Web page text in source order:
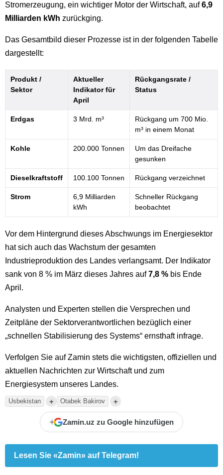
Stromerzeugung, ein wichtiger Motor der Wirtschaft, auf6,9
Milliarden kWh zurückging.
Das Gesamtbild dieser Prozesse ist in der folgenden Tabelle
dargestellt:
Produkt /
Sektor
Aktueller
Indikator für
April
Rückgangsrate /
Status
Erdgas 3 Mrd. m³
Rückgang um 700 Mio.
m³ in einem Monat
Kohle 200.000 Tonnen
Um das Dreifache
gesunken
Dieselkraftstoff 100.100 Tonnen Rückgang verzeichnet
Strom
6,9 Milliarden
kWh
Schneller Rückgang
beobachtet
Vor dem Hintergrund dieses Abschwungs im Energiesektor
hat sich auch das Wachstum der gesamten
Industrieproduktion des Landes verlangsamt. Der Indikator
sank von 8 % im März dieses Jahres auf7,8 % bis Ende
April.
Analysten und Experten stellen die Versprechen und
Zeitpläne der Sektorverantwortlichen bezüglich einer
„schnellen Stabilisierung des Systems“ ernsthaft infrage.
Verfolgen Sie auf Zamin stets die wichtigsten, offiziellen und
aktuellen Nachrichten zur Wirtschaft und zum
Energiesystem unseres Landes.
Usbekistan + Otabek Bakirov +
+ Zamin.uz zu Google hinzufügen
Lesen Sie «Zamin» auf Telegram!